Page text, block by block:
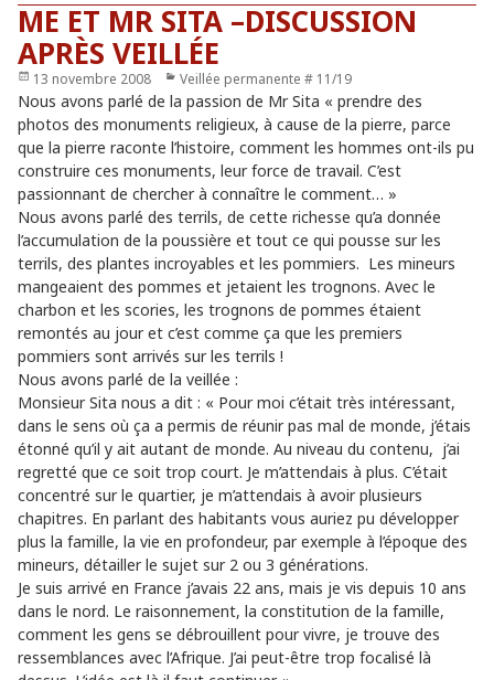
ME ET MR SITA –DISCUSSION
APRÈS VEILLÉE
Publié
le
13 novembre 2008 Catégories
Veillée permanente # 11/19
Nous avons parlé de la passion de Mr Sita « prendre des
photos des monuments religieux, à cause de la pierre, parce
que la pierre raconte l’histoire, comment les hommes ont-ils pu
construire ces monuments, leur force de travail. C’est
passionnant de chercher à connaître le comment… »
Nous avons parlé des terrils, de cette richesse qu’a donnée
l’accumulation de la poussière et tout ce qui pousse sur les
terrils, des plantes incroyables et les pommiers. Les mineurs
mangeaient des pommes et jetaient les trognons. Avec le
charbon et les scories, les trognons de pommes étaient
remontés au jour et c’est comme ça que les premiers
pommiers sont arrivés sur les terrils !
Nous avons parlé de la veillée :
Monsieur Sita nous a dit : « Pour moi c’était très intéressant,
dans le sens où ça a permis de réunir pas mal de monde, j’étais
étonné qu’il y ait autant de monde. Au niveau du contenu, j’ai
regretté que ce soit trop court. Je m’attendais à plus. C’était
concentré sur le quartier, je m’attendais à avoir plusieurs
chapitres. En parlant des habitants vous auriez pu développer
plus la famille, la vie en profondeur, par exemple à l’époque des
mineurs, détailler le sujet sur 2 ou 3 générations.
Je suis arrivé en France j’avais 22 ans, mais je vis depuis 10 ans
dans le nord. Le raisonnement, la constitution de la famille,
comment les gens se débrouillent pour vivre, je trouve des
ressemblances avec l’Afrique. J’ai peut-être trop focalisé là